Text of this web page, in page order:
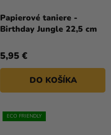
Papierové taniere -
Birthday Jungle 22,5 cm
5,95 €
DO KOŠÍKA
ECO FRIENDLY